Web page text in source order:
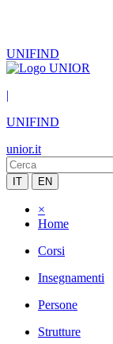
UNIFIND
|
UNIFIND
unior.it
IT EN
×
Home
Corsi
Insegnamenti
Persone
Strutture